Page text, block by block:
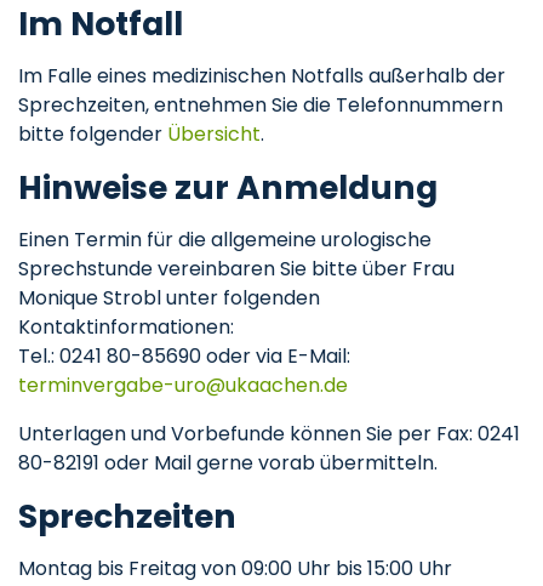
Im Notfall
Im Falle eines medizinischen Notfalls außerhalb der
Sprechzeiten, entnehmen Sie die Telefonnummern
bitte folgender Übersicht.
Hinweise zur Anmeldung
Einen Termin für die allgemeine urologische
Sprechstunde vereinbaren Sie bitte über Frau
Monique Strobl unter folgenden
Kontaktinformationen:
Tel.: 0241 80-85690 oder via E-Mail:
terminvergabe-uro
ukaachende
Unterlagen und Vorbefunde können Sie per Fax: 0241
80-82191 oder Mail gerne vorab übermitteln.
Sprechzeiten
Montag bis Freitag von 09:00 Uhr bis 15:00 Uhr